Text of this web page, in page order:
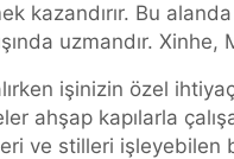
kazandırır. Bu
uzmandır. Xinhe,
işinizin özel
ahşap kapılarla
ve stilleri işleyebilen